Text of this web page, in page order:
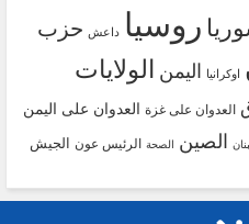
روسيا داعش حزب
اوكرانيا اليمن
الولايات
العدوان على غزة العدوان على اليمن
الصين الصحة الرئيس عون
الجيش